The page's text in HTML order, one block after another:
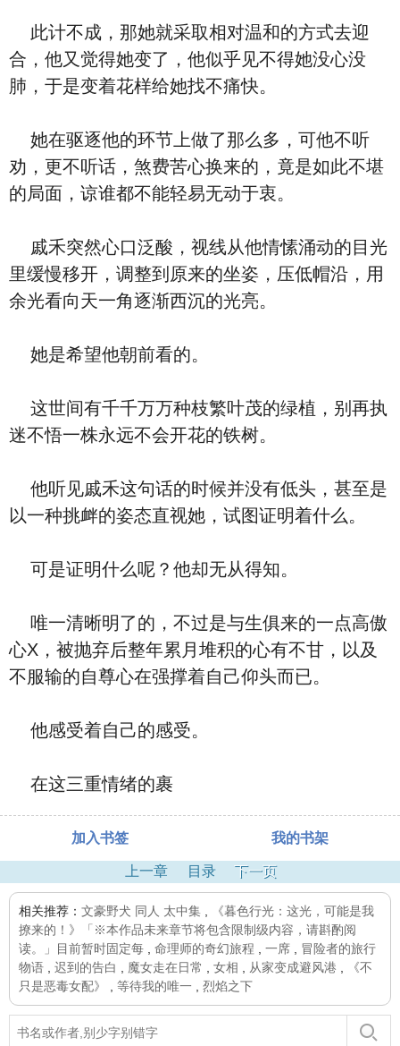
此计不成，那她就采取相对温和的方式去迎
合，他又觉得她变了，他似乎见不得她没心没
肺，于是变着花样给她找不痛快。
她在驱逐他的环节上做了那么多，可他不听
劝，更不听话，煞费苦心换来的，竟是如此不堪
的局面，谅谁都不能轻易无动于衷。
戚禾突然心口泛酸，视线从他情愫涌动的目光
里缓慢移开，调整到原来的坐姿，压低帽沿，用
余光看向天一角逐渐西沉的光亮。
她是希望他朝前看的。
这世间有千千万万种枝繁叶茂的绿植，别再执
迷不悟一株永远不会开花的铁树。
他听见戚禾这句话的时候并没有低头，甚至是
以一种挑衅的姿态直视她，试图证明着什么。
可是证明什么呢？他却无从得知。
唯一清晰明了的，不过是与生俱来的一点高傲
心X，被抛弃后整年累月堆积的心有不甘，以及
不服输的自尊心在强撑着自己仰头而已。
他感受着自己的感受。
在这三重情绪的裹
加入书签 我的书架
上一章 目录 下一页
相关推荐： 文豪野犬 同人 太中集
《暮色行光：这光，可能是我
撩来的！》「※本作品未来章节将包含限制级内容，请斟酌阅
读。」目前暂时固定每
命理师的奇幻旅程 一席
冒险者的旅行
物语
迟到的告白 魔女走在日常 女相 从家变成避风港
《不
只是恶毒女配》
等待我的唯一 烈焰之下